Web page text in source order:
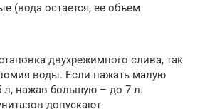
(вода остается, ее объем
двухрежимного слива, так
воды. Если нажать малую
л, нажав большую – до 7 л.
допускают